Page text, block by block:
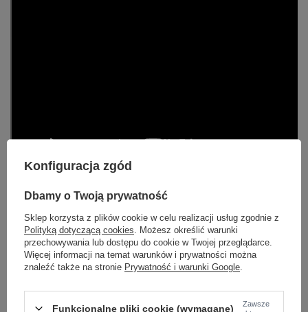
Marka Absonic
Podmiot odpowiedzialny za ten
produkt na terenie UE
WYDAWNICTWO MUZYCZNE
ABSONIC
Więcej
TEMATYKA
Nauka Gry
Gra na perkusji
Konfiguracja zgód
Dbamy o Twoją prywatność
Sklep korzysta z plików cookie w celu realizacji usług zgodnie z
Polityką dotyczącą cookies . Możesz określić warunki
przechowywania lub dostępu do cookie w Twojej przeglądarce.
Więcej informacji na temat warunków i prywatności można
znaleźć także na stronie Prywatność i warunki Google
Funkcjonalne pliki cookie (wymagane)
Zawsze